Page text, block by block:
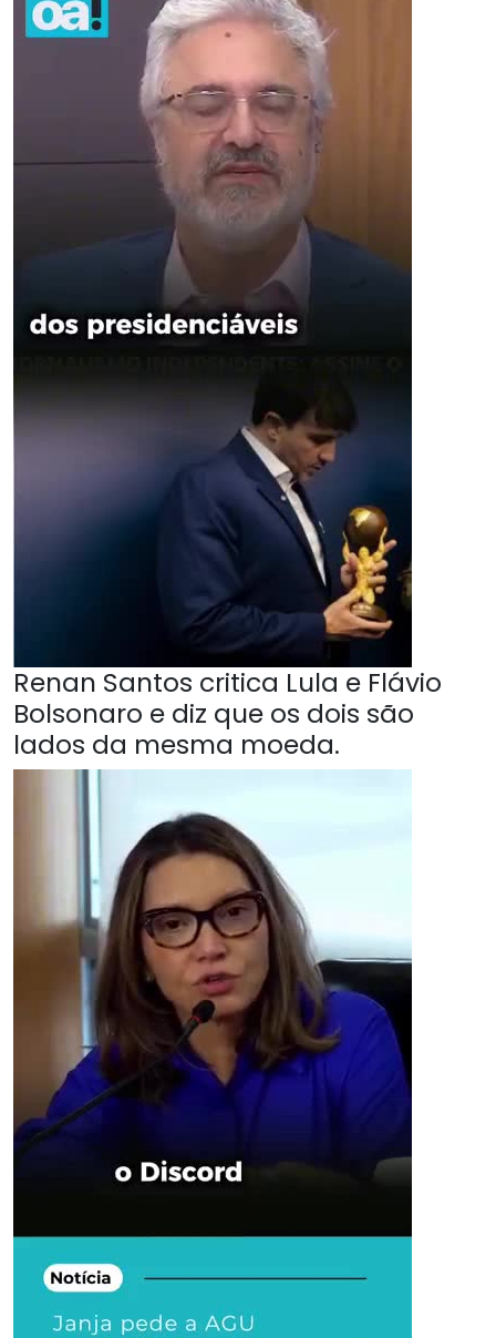
Renan Santos critica Lula e Flávio
Bolsonaro e diz que os dois são
lados da mesma moeda.